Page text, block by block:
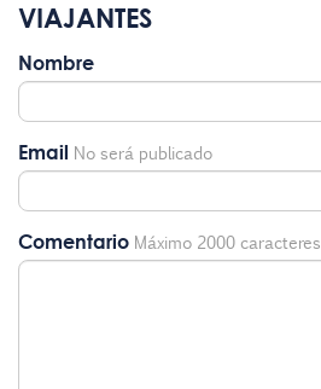
VIAJANTES
Nombre
Email No será publicado
Comentario Máximo 2000 caracteres